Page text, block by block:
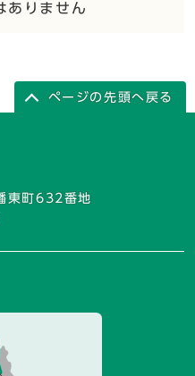
ありません
ページの先頭へ戻る
東町632番地